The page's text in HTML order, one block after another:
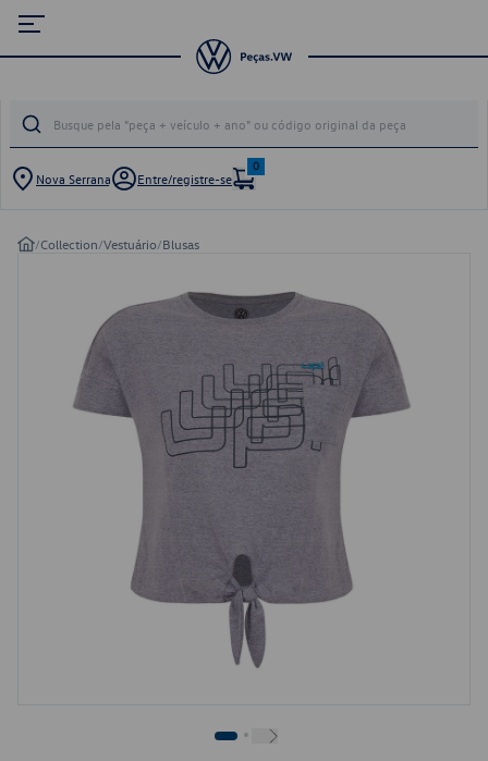
Nova Serrana Entre/registre-se
0
/Collection/Vestuário/Blusas